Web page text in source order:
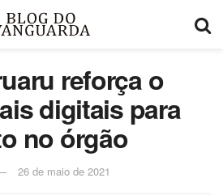
reforça o
digitais para
no órgão
26 de maio de 2021